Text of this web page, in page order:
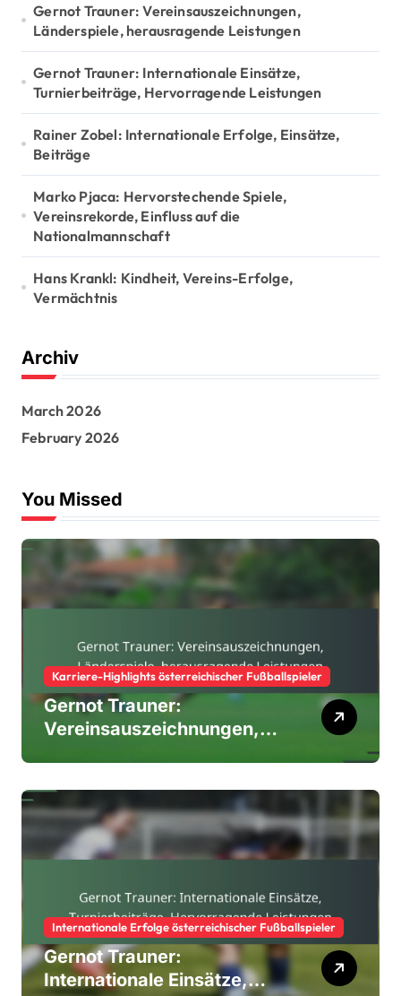
r
:
Gernot Trauner: Vereinsauszeichnungen,
Länderspiele, herausragende Leistungen
Gernot Trauner: Internationale Einsätze,
Turnierbeiträge, Hervorragende Leistungen
Rainer Zobel: Internationale Erfolge, Einsätze,
Beiträge
Marko Pjaca: Hervorstechende Spiele,
Vereinsrekorde, Einfluss auf die
Nationalmannschaft
Hans Krankl: Kindheit, Vereins-Erfolge,
Vermächtnis
Archiv
March 2026
February 2026
You Missed
Karriere-Highlights österreichischer Fußballspieler
Gernot Trauner:
Vereinsauszeichnungen,
Internationale Erfolge österreichischer Fußballspieler
Gernot Trauner:
Internationale Einsätze,